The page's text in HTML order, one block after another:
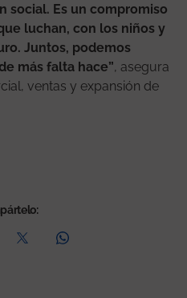
social. Es un compromiso
luchan, con los niños y
Juntos, podemos
más falta hace”, asegura
ventas y expansión de